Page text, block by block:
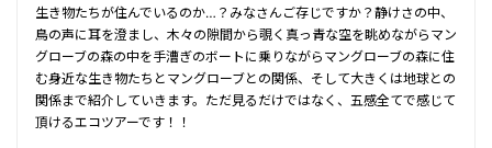
生き物たちが住んでいるのか…？みなさんご存じですか？静けさの中、
鳥の声に耳を澄まし、木々の隙間から覗く真っ青な空を眺めながらマン
グローブの森の中を手漕ぎのボートに乗りながらマングローブの森に住
む身近な生き物たちとマングローブとの関係、そして大きくは地球との
関係まで紹介していきます。ただ見るだけではなく、五感全てで感じて
頂けるエコツアーです！！